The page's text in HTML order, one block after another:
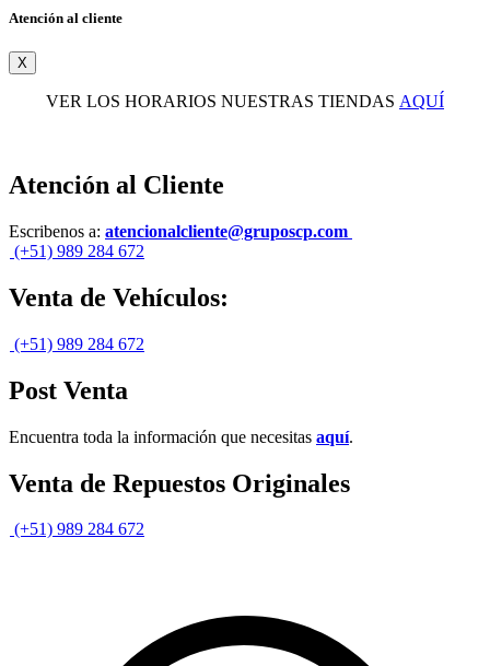
Atención al cliente
X
VER LOS HORARIOS NUESTRAS TIENDAS AQUÍ
Atención al Cliente
Escribenos a: atencionalcliente@gruposcp.com
(+51) 989 284 672
Venta de Vehículos:
(+51) 989 284 672
Post Venta
Encuentra toda la información que necesitas aquí.
Venta de Repuestos Originales
(+51) 989 284 672